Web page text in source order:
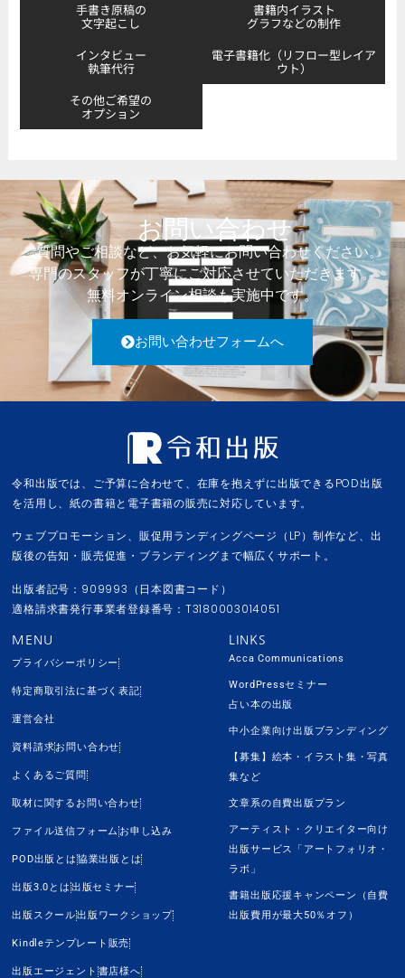
手書き原稿の
文字起こし
書籍内イラスト
グラフなどの制作
インタビュー
執筆代行
電子書籍化（リフロー型レイア
ウト）
その他ご希望の
オプション
お問い合わせ
ご質問やご相談など、お気軽にお問い合わせください。
専門のスタッフが丁寧にご対応させていただきます。
無料オンライン相談も実施中です。
お問い合わせフォームへ
令和出版では、ご予算に合わせて、在庫を抱えずに出版できるPOD出版
を活用し、紙の書籍と電子書籍の販売に対応しています。
ウェブプロモーション、販促用ランディングページ（LP）制作など、出
版後の告知・販売促進・ブランディングまで幅広くサポート。
出版者記号：909993（日本図書コード）
適格請求書発行事業者登録番号：T3180003014051
MENU
プライバシーポリシー
特定商取引法に基づく表記
運営会社
資料請求お問い合わせ
よくあるご質問
取材に関するお問い合わせ
ファイル送信フォームお申し込み
POD出版とは 協業出版とは
出版3.0とは 出版セミナー
出版スクール出版ワークショップ
Kindleテンプレート販売
出版エージェント 書店様へ
LINKS
Acca Communications
WordPressセミナー
占い本の出版
中小企業向け出版ブランディング
【募集】絵本・イラスト集・写真
集など
文章系の自費出版プラン
アーティスト・クリエイター向け
出版サービス「アートフォリオ・
ラボ」
書籍出版応援キャンペーン（自費
出版費用が最大50％オフ）